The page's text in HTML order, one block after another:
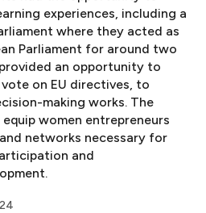
experiences, including a
where they acted as
Parliament for around two
an opportunity to
on EU directives, to
making works. The
women entrepreneurs
networks necessary for
and